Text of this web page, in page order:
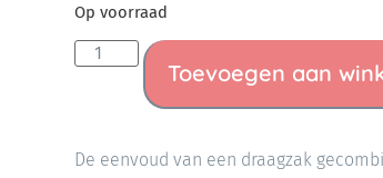
Op voorraad
Toevoegen aan
De eenvoud van een draagzak